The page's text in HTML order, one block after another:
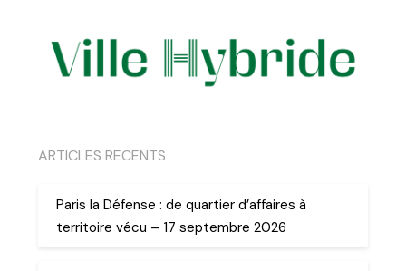
ARTICLES RECENTS
Paris la Défense : de quartier d’affaires à
territoire vécu – 17 septembre 2026